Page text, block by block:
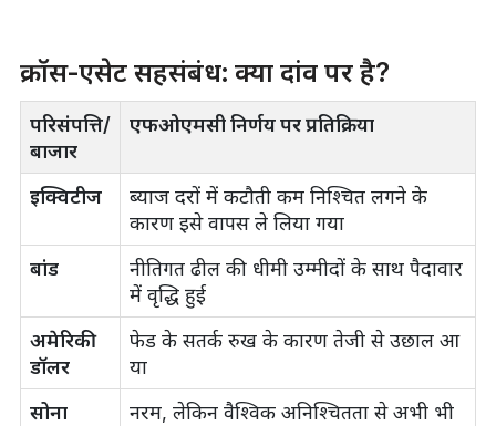
क्रॉस-एसेट सहसंबंध: क्या दांव पर है?
परिसंपत्ति/
बाजार
एफओएमसी निर्णय पर प्रतिक्रिया
इक्विटीज
ब्याज दरों में कटौती कम निश्चित लगने के
कारण इसे वापस ले लिया गया
बांड
नीतिगत ढील की धीमी उम्मीदों के साथ पैदावार
में वृद्धि हुई
अमेरिकी
डॉलर
फेड के सतर्क रुख के कारण तेजी से उछाल आ
या
सोना
नरम, लेकिन वैश्विक अनिश्चितता से अभी भी